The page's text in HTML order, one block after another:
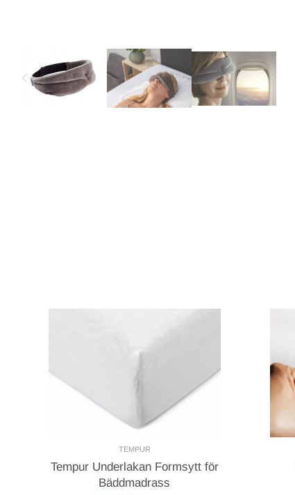
TEMPUR
Tempur Underlakan Formsytt för
Bäddmadrass